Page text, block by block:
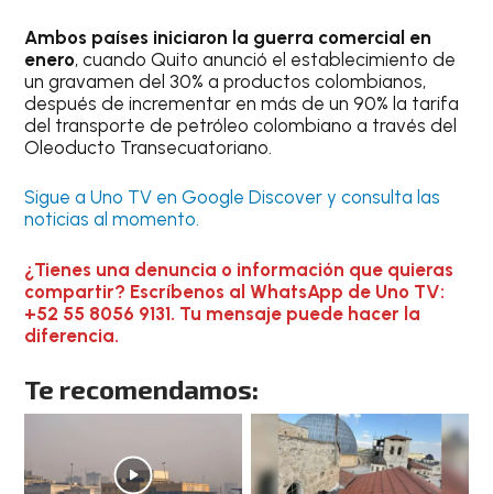
Ambos países iniciaron la guerra comercial en
enero, cuando Quito anunció el establecimiento de
un gravamen del 30% a productos colombianos,
después de incrementar en más de un 90% la tarifa
del transporte de petróleo colombiano a través del
Oleoducto Transecuatoriano.
Sigue a Uno TV en Google Discover y consulta las
noticias al momento.
¿Tienes una denuncia o información que quieras
compartir? Escríbenos al WhatsApp de Uno TV:
+52 55 8056 9131. Tu mensaje puede hacer la
diferencia.
Te recomendamos: